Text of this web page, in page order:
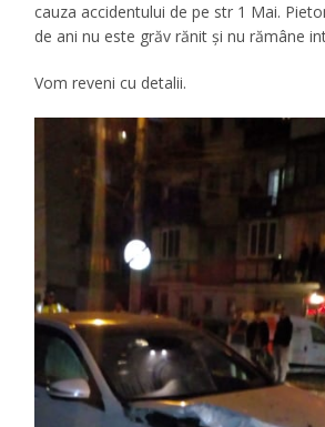
cauza accidentului de pe str 1 Mai.
de ani nu este grăv rănit şi nu rămâne
Vom reveni cu detalii.